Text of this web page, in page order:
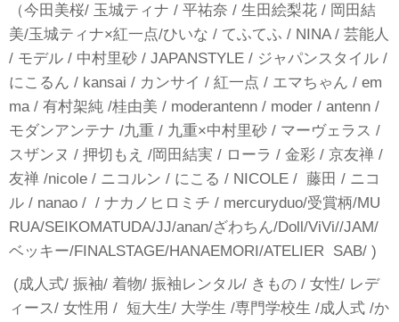
（今田美桜/ 玉城ティナ / 平祐奈 / 生田絵梨花 / 岡田結
美/玉城ティナ×紅一点/ひいな / てふてふ / NINA / 芸能人
/ モデル / 中村里砂 / JAPANSTYLE / ジャパンスタイル /
にこるん / kansai / カンサイ / 紅一点 / エマちゃん / em
ma / 有村架純 /桂由美 / moderantenn / moder / antenn /
モダンアンテナ /九重 / 九重×中村里砂 / マーヴェラス /
スザンヌ / 押切もえ /岡田結実 / ローラ / 金彩 / 京友禅 /
友禅 /nicole / ニコルン / にこる / NICOLE / 藤田 / ニコ
ル / nanao / / ナカノヒロミチ / mercuryduo/受賞柄/MU
RUA/SEIKOMATUDA/JJ/anan/ざわちん/Doll/ViVi//JAM/
ベッキー/FINALSTAGE/HANAEMORI/ATELIER SAB/ )
(成人式/ 振袖/ 着物/ 振袖レンタル/ きもの / 女性/ レデ
ィース/ 女性用 / 短大生/ 大学生 /専門学校生 /成人式 /か